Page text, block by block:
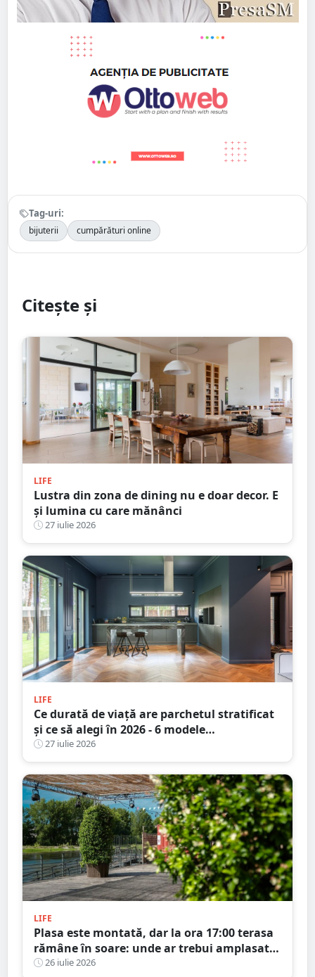
Tag-uri:
bijuterii cumpărături online
Citește și
LIFE
Lustra din zona de dining nu e doar decor. E
și lumina cu care mănânci
27 iulie 2026
LIFE
Ce durată de viață are parchetul stratificat
și ce să alegi în 2026 - 6 modele
recomandate pentru un design durabil
27 iulie 2026
LIFE
Plasa este montată, dar la ora 17:00 terasa
rămâne în soare: unde ar trebui amplasată,
de fapt?
26 iulie 2026